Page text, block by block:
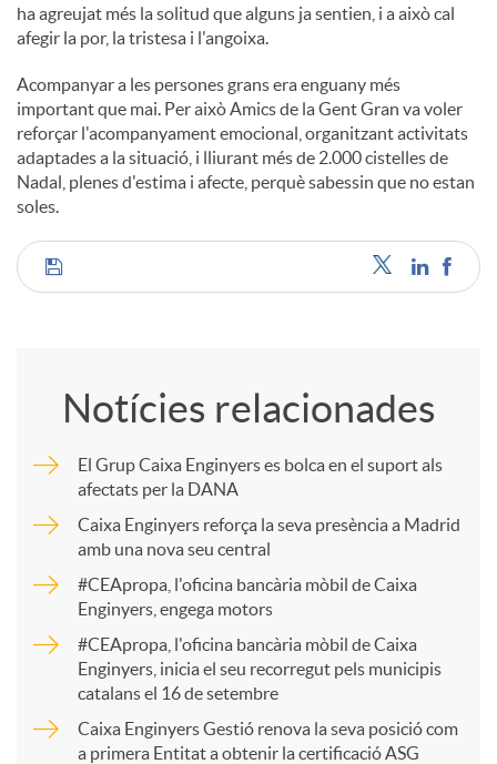
ha agreujat més la solitud que alguns ja sentien, i a això cal
afegir la por, la tristesa i l'angoixa.
Acompanyar a les persones grans era enguany més
important que mai. Per això Amics de la Gent Gran va voler
reforçar l'acompanyament emocional, organitzant activitats
adaptades a la situació, i lliurant més de 2.000 cistelles de
Nadal, plenes d'estima i afecte, perquè sabessin que no estan
soles.
C
p
a
r
t
Notícies relacionades
El Grup Caixa Enginyers es bolca en el suport als
afectats per la DANA
Caixa Enginyers reforça la seva presència a Madrid
amb una nova seu central
#CEApropa, l'oficina bancària mòbil de Caixa
Enginyers, engega motors
#CEApropa, l'oficina bancària mòbil de Caixa
Enginyers, inicia el seu recorregut pels municipis
catalans el 16 de setembre
Caixa Enginyers Gestió renova la seva posició com
a primera Entitat a obtenir la certificació ASG